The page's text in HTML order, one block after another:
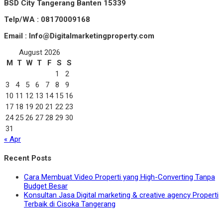
BSD City Tangerang Banten 15339
Telp/WA : 08170009168
Email : Info@Digitalmarketingproperty.com
August 2026
M T W T F S
S
1
2
3
4 5 6 7 8
9
10 11 12 13 14 15 16
17 18 19 20 21 22 23
24 25 26 27 28 29 30
31
« Apr
Recent Posts
Cara Membuat Video Properti yang High-Converting Tanpa
Budget Besar
Konsultan Jasa Digital marketing & creative agency Properti
Terbaik di Cisoka Tangerang